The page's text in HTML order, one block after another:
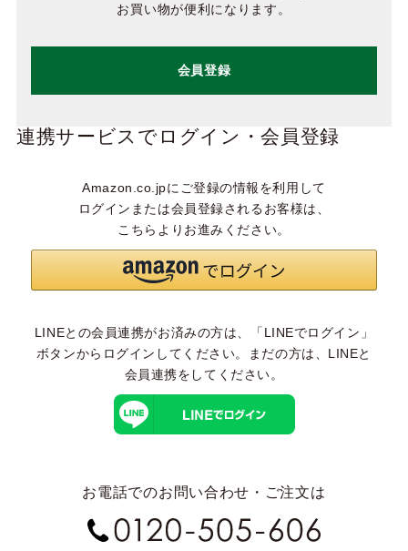
お買い物が便利になります。
会員登録
連携サービスでログイン・会員登録
Amazon.co.jpにご登録の情報を利用して
ログインまたは会員登録されるお客様は、
こちらよりお進みください。
LINEとの会員連携がお済みの方は、「LINEでログイン」
ボタンからログインしてください。まだの方は、 LINEと
会員連携をしてください。
お電話でのお問い合わせ・ご注文は